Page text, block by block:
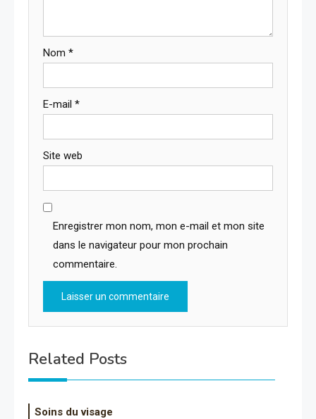
Nom *
E-mail *
Site web
Enregistrer mon nom, mon e-mail et mon site
dans le navigateur pour mon prochain
commentaire.
Related Posts
Soins du visage